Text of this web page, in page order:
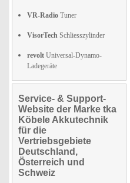
VR-Radio Tuner
VisorTech Schliesszylinder
revolt Universal-Dynamo-
Ladegeräte
Service- & Support-
Website der Marke tka
Köbele Akkutechnik
für die
Vertriebsgebiete
Deutschland,
Österreich und
Schweiz